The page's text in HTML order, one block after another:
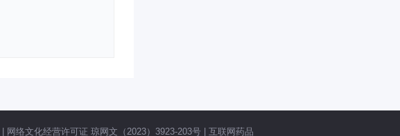
网络文化经营许可证 琼网文（2023）3923-203号 互联网药品